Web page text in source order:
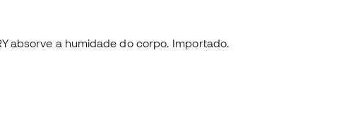
absorve a humidade do corpo. Importado.